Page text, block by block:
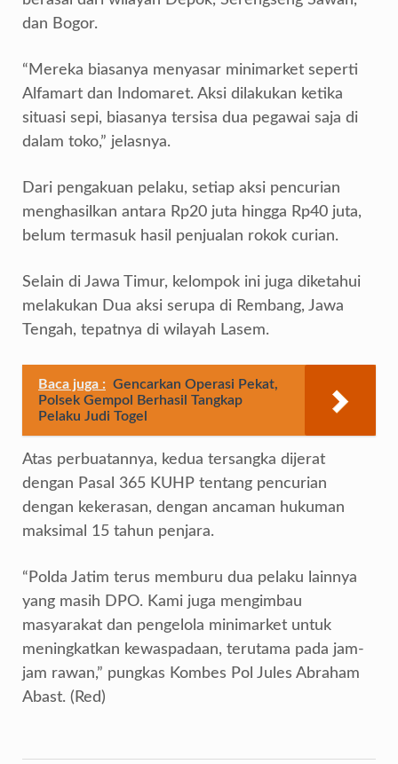
dan Bogor.
“Mereka biasanya menyasar minimarket seperti
Alfamart dan Indomaret. Aksi dilakukan ketika
situasi sepi, biasanya tersisa dua pegawai saja di
dalam toko,” jelasnya.
Dari pengakuan pelaku, setiap aksi pencurian
menghasilkan antara Rp20 juta hingga Rp40 juta,
belum termasuk hasil penjualan rokok curian.
Selain di Jawa Timur, kelompok ini juga diketahui
melakukan Dua aksi serupa di Rembang, Jawa
Tengah, tepatnya di wilayah Lasem.
Baca juga : Gencarkan Operasi Pekat,
Polsek Gempol Berhasil Tangkap
Pelaku Judi Togel
Atas perbuatannya, kedua tersangka dijerat
dengan Pasal 365 KUHP tentang pencurian
dengan kekerasan, dengan ancaman hukuman
maksimal 15 tahun penjara.
“Polda Jatim terus memburu dua pelaku lainnya
yang masih DPO. Kami juga mengimbau
masyarakat dan pengelola minimarket untuk
meningkatkan kewaspadaan, terutama pada jam-
jam rawan,” pungkas Kombes Pol Jules Abraham
Abast. (Red)